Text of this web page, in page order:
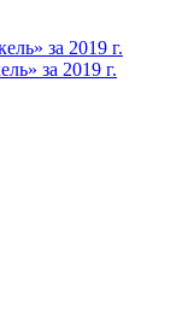
за 2019 г.
за 2019 г.